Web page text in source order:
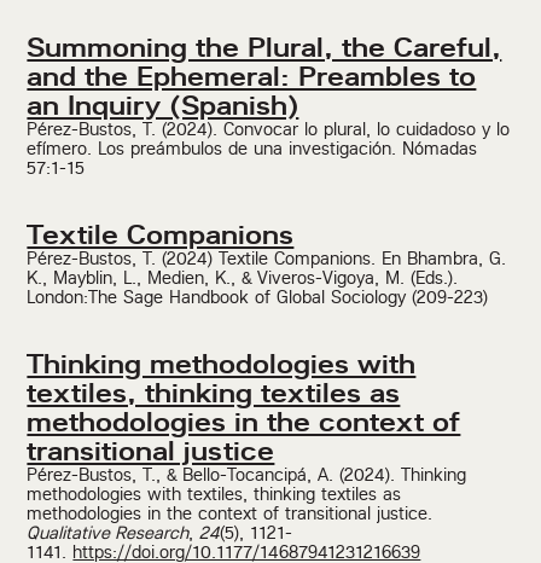
Summoning the Plural, the Careful,
and the Ephemeral: Preambles to
an Inquiry (Spanish)
Pérez-Bustos, T. (2024). Convocar lo plural, lo cuidadoso y lo
efímero. Los preámbulos de una investigación. Nómadas
57:1-15
Textile Companions
Pérez-Bustos, T. (2024) Textile Companions. En Bhambra, G.
K., Mayblin, L., Medien, K., & Viveros-Vigoya, M. (Eds.).
London:The Sage Handbook of Global Sociology (209-223)
Thinking methodologies with
textiles, thinking textiles as
methodologies in the context of
transitional justice
Pérez-Bustos, T., & Bello-Tocancipá, A. (2024). Thinking
methodologies with textiles, thinking textiles as
methodologies in the context of transitional justice.
Qualitative Research,24(5), 1121-
1141. https://doi.org/10.1177/14687941231216639